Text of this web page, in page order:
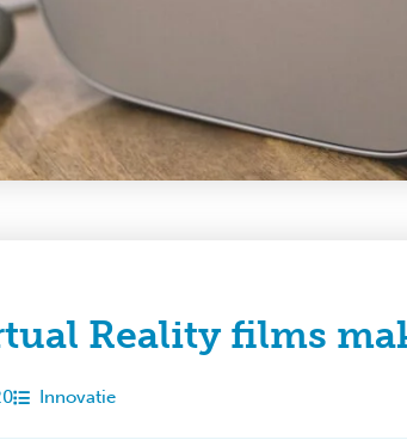
Reality films
Innovatie